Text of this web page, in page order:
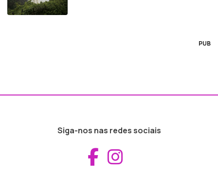
PUB
Siga-nos nas redes sociais
Aceder ao